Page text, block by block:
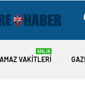
VAKITLERI
ANLIK